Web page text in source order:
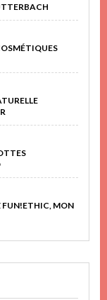
FUN!ETHIC, MON